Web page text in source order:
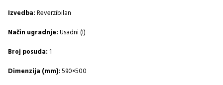
Izvedba:Reverzibilan
Način ugradnje:Usadni (I)
Broj posuda: 1
Dimenzija (mm):590×500